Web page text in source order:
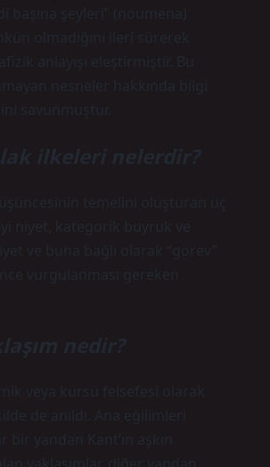
başına şeyleri” (noumena)
olmadığını ileri sürerek
anlayışı eleştirmiştir. Bu
nesneler hakkında bilgi
savunmuştur.
ilkeleri nelerdir?
temelini oluşturan üç
iyi niyet, kategorik buyruk ve
ve buna bağlı olarak “görev”
vurgulanması gereken
nedir?
veya kürsü felsefesi olarak
de anıldı. Ana eğilimleri
bir yandan Kant’ın aşkın